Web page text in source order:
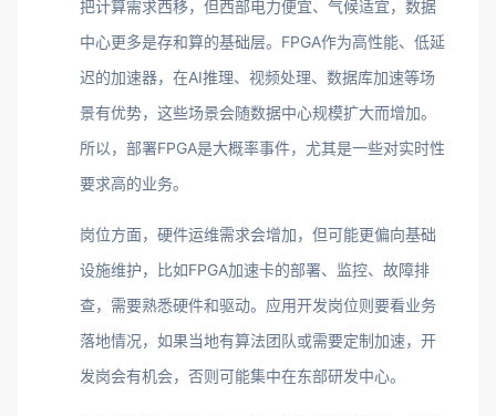
把计算需求西移，但西部电力便宜、气候适宜，数据
中心更多是存和算的基础层。FPGA作为高性能、低延
迟的加速器，在AI推理、视频处理、数据库加速等场
景有优势，这些场景会随数据中心规模扩大而增加。
所以，部署FPGA是大概率事件，尤其是一些对实时性
要求高的业务。
岗位方面，硬件运维需求会增加，但可能更偏向基础
设施维护，比如FPGA加速卡的部署、监控、故障排
查，需要熟悉硬件和驱动。应用开发岗位则要看业务
落地情况，如果当地有算法团队或需要定制加速，开
发岗会有机会，否则可能集中在东部研发中心。